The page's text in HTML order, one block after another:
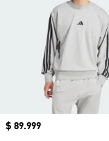
Precio
$ 89.999